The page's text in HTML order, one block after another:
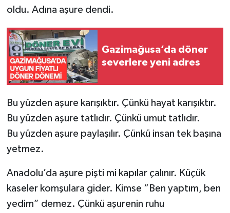
oldu. Adına aşure dendi.
Gazimağusa’da döner
severlere yeni adres
Bu yüzden aşure karışıktır. Çünkü hayat karışıktır.
Bu yüzden aşure tatlıdır. Çünkü umut tatlıdır.
Bu yüzden aşure paylaşılır. Çünkü insan tek başına
yetmez.
Anadolu’da aşure pişti mi kapılar çalınır. Küçük
kaseler komşulara gider. Kimse “Ben yaptım, ben
yedim” demez. Çünkü aşurenin ruhu